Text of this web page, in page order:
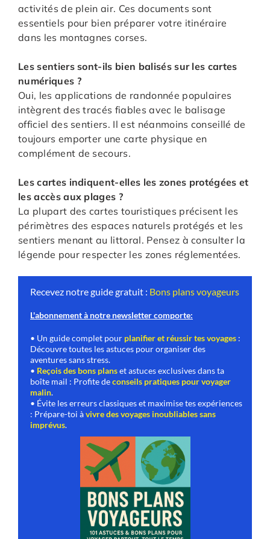
activités de plein air. Ces documents sont
essentiels pour bien préparer votre itinéraire
dans les montagnes corses.
Les sentiers sont-ils bien balisés sur les cartes
numériques ?
Oui, les applications de randonnée populaires
intègrent des tracés fiables avec le balisage
officiel des sentiers. Il est néanmoins conseillé de
toujours emporter une carte physique en
complément de secours.
Les cartes indiquent-elles les zones protégées et
les accès aux plages ?
La plupart des cartes touristiques précisent les
périmètres des espaces naturels protégés et les
sentiers menant au littoral. Pensez à consulter la
légende pour respecter les zones réglementées.